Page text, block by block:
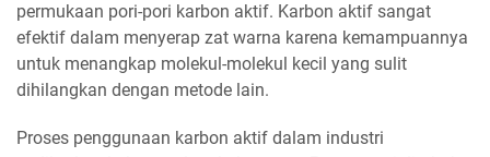
permukaan pori-pori karbon aktif. Karbon aktif sangat
efektif dalam menyerap zat warna karena kemampuannya
untuk menangkap molekul-molekul kecil yang sulit
dihilangkan dengan metode lain.
Proses penggunaan karbon aktif dalam industri